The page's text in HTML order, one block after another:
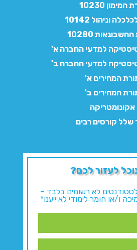
המימון 10230
וניהול 10142
10280
למדעי החברה א'
למדעי החברה ב'
המחירים א'
המחירים ב'
אקונומטריקה
שלל קורסים רבים
לעזור לכם?
לא רשומים בלבד –
ו/או חומר לימודי לא ייענו*